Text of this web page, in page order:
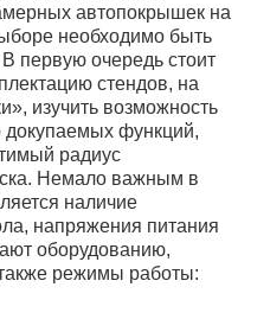
автопокрышек на
необходимо быть
первую очередь стоит
стендов, на
изучить возможность
функций,
радиус
Немало важным в
наличие
напряжения питания
оборудованию,
режимы работы: